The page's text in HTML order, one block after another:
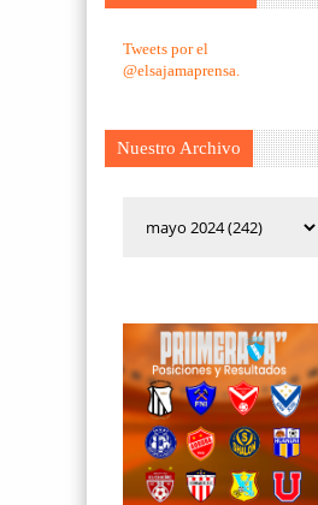
Tweets por el
@elsajamaprensa.
Nuestro Archivo